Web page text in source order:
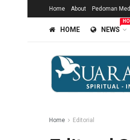
Home About Pedoman
HOME NEWS
Home Editorial